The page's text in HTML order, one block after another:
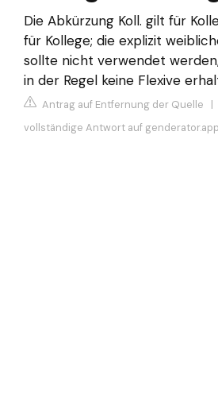
Die Abkürzung Koll. gilt für
für Kollege; die explizit
sollte nicht verwendet
in der Regel keine Flexive
Antrag auf Entfernung der Quelle |
vollständige Antwort auf